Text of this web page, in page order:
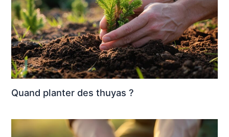
Quand planter des thuyas ?